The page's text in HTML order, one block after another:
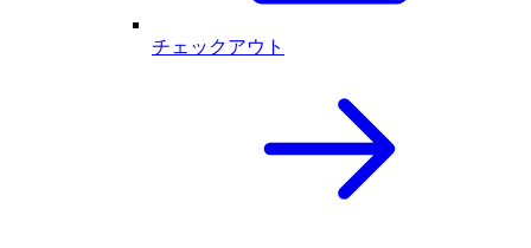
チェックアウト